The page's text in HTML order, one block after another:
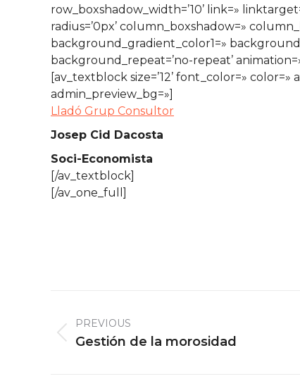
row_boxshadow_width=’10’ link=»
radius=’0px’ column_boxshadow=»
background_gradient_color1=»
background_repeat=’no-repeat’
[av_textblock size=’12’ font_color=»
admin_preview_bg=»]
Lladó Grup Consultor
Josep Cid Dacosta
Soci-Economista
[/av_textblock]
[/av_one_full]
navigation
PREVIOUS
Previous
Gestión de la morosidad